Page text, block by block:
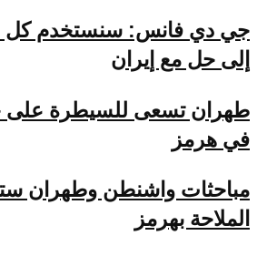
جي دي فانس: سنستخدم كل
إلى حل مع إيران
طهران تسعى للسيطرة على
في هرمز
مباحثات واشنطن وطهران
الملاحة بهرمز